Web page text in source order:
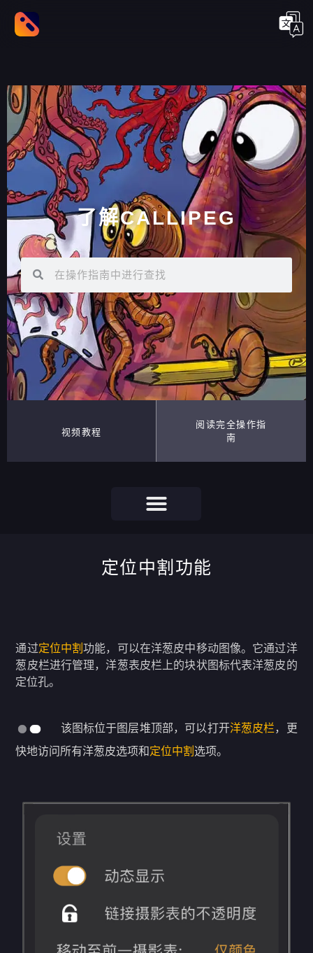
了解CALLIPEG
视频教程
阅读完全操作指
南
定位中割功能
通过定位中割功能，可以在洋葱皮中移动图像。它通过洋
葱皮栏进行管理，洋葱表皮栏上的块状图标代表洋葱皮的
定位孔。
该图标位于图层堆顶部，可以打开洋葱皮栏，更
快地访问所有洋葱皮选项和定位中割 选项。